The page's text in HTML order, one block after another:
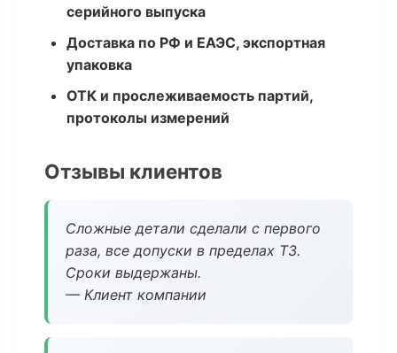
серийного выпуска
Доставка по РФ и ЕАЭС, экспортная
упаковка
ОТК и прослеживаемость партий,
протоколы измерений
Отзывы клиентов
Сложные детали сделали с первого
раза, все допуски в пределах ТЗ.
Сроки выдержаны.
— Клиент компании